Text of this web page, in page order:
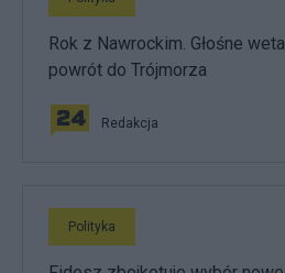
Rok z Nawrockim. Głośne
powrót do Trójmorza
Redakcja
Polityka